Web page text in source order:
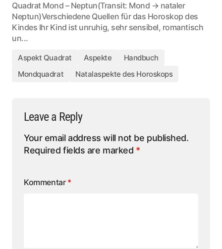
Quadrat Mond – Neptun(Transit: Mond → nataler
Neptun)Verschiedene Quellen für das Horoskop des
Kindes Ihr Kind ist unruhig, sehr sensibel, romantisch
un...
Aspekt Quadrat Aspekte
Handbuch
Mondquadrat
Natalaspekte des Horoskops
Leave a Reply
Your email address will not be published.
Required fields are marked *
Kommentar *